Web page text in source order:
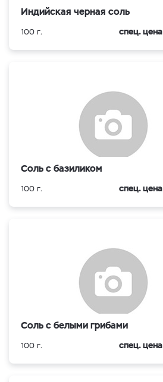
Индийская черная соль
100 г. спец. цена
Соль с базиликом
100 г. спец. цена
Соль с белыми грибами
100 г. спец. цена